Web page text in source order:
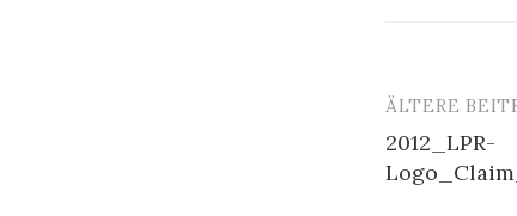
ÄLTERE
2012_LPR-